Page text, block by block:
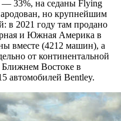
— 33%, на седаны Flying
но крупнейшим
в 2021 году там продано
и Южная Америка в
вместе (4212 машин), а
от континентальной
Востоке в
автомобилей Bentley.